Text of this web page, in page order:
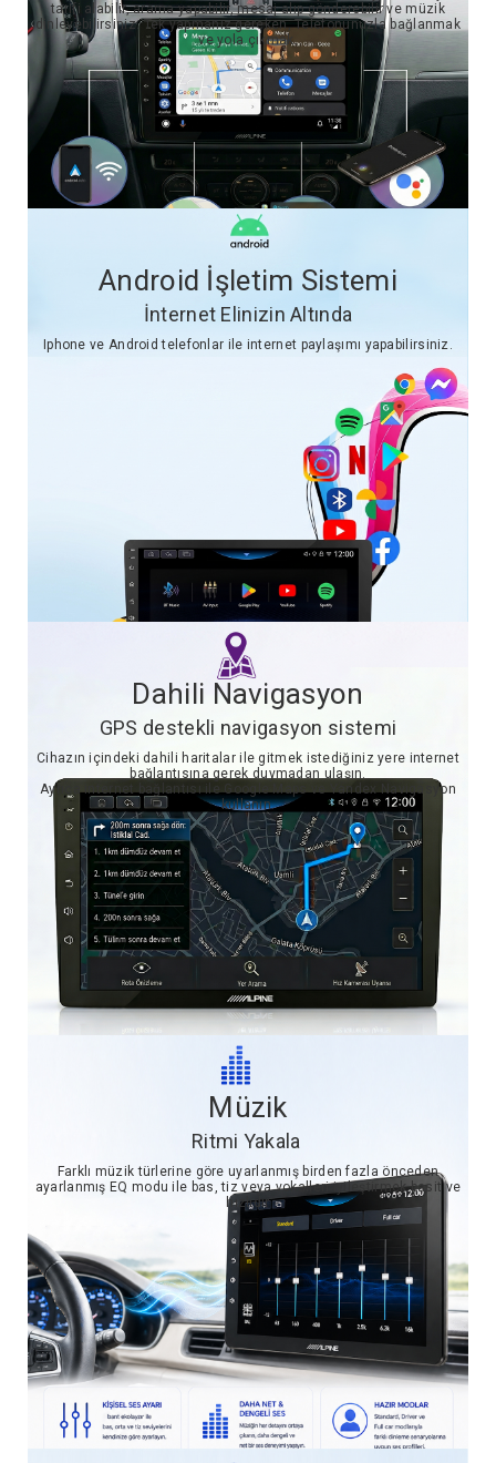
tarifi alabilir, arama yapabilir, mesaj alıp gönderebilir ve müzik
dinleyebilirsiniz. Tek yapmanız gereken, Telefonunuzla bağlanmak
ve yola çıkmak.
Android İşletim Sistemi
İnternet Elinizin Altında
Iphone ve Android telefonlar ile internet paylaşımı yapabilirsiniz.
Dahili Navigasyon
GPS destekli navigasyon sistemi
Cihazın içindeki dahili haritalar ile gitmek istediğiniz yere internet
bağlantısına gerek duymadan ulaşın.
Ayrıca internet bağlantısı ile Google Maps ve Yandex Navigasyon
kullanın.
Müzik
Ritmi Yakala
Farklı müzik türlerine göre uyarlanmış birden fazla önceden
ayarlanmış EQ modu ile bas, tiz veya vokalleri iyileştirmek basit ve
hızlıdır